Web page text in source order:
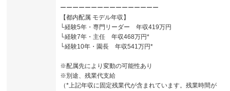
ーーーーーーーーーーーーーーーー
【都内配属 モデル年収】
└経験5年・専門リーダー 年収419万円
└経験7年・主任 年収468万円*
└経験10年・園長 年収541万円*
※配属先により変動の可能性あり
※別途、残業代支給
（*上記年収に固定残業代が含まれています。残業時間が